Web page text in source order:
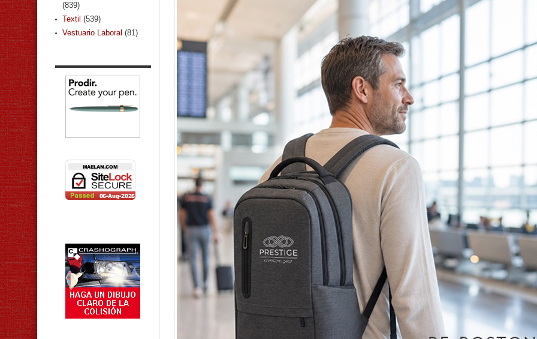
(839)
Textil (539)
Vestuario Laboral (81)